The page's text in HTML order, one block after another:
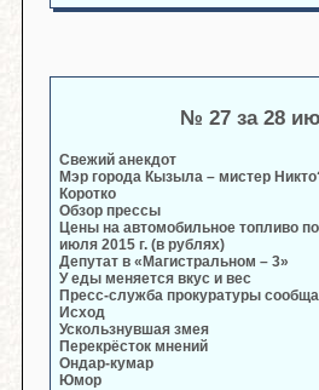
№ 27 за 28
Свежий анекдот
Мэр города Кызыла – мистер
Коротко
Обзор прессы
Цены на автомобильное топливо
июля 2015 г. (в рублях)
Депутат в «Магистральном – 3»
У еды меняется вкус и вес
Пресс-служба прокуратуры
Исход
Ускользнувшая змея
Перекрёсток мнений
Ондар-кумар
Юмор